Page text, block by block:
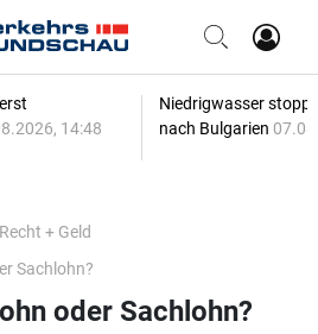
14:48
Niedrigwasser
nach Bulgarien
Recht + Geld
Sachlohn?
oder Sachlohn?